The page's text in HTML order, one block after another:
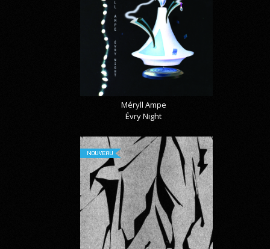
Méryll Ampe
Évry Night
NOUVEAU